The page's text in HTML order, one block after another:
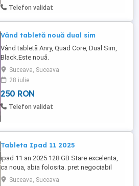
estetice: display ecran spart; zgârieturi și
Telefon validat
Vând tabletă nouă dual sim
Vând tabletă Anry, Quad Core, Dual Sim,
Black.Este nouă.
Suceava, Suceava
28 iulie
250 RON
Telefon validat
Tableta Ipad 11 2025
ipad 11 an 2025 128 GB Stare excelenta,
ca noua, abia folosita. pret negociabil
Suceava, Suceava